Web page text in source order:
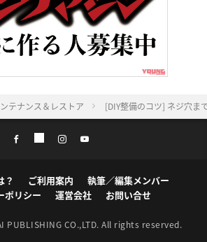
テナンス＆レストア [DIY整備のコツ] ネジ穴ま
？ ご利用案内
執筆／編集メンバー
ポリシー
運営会社 お問い合せ
PUBLISHING CO.,LTD. All rights reserved.